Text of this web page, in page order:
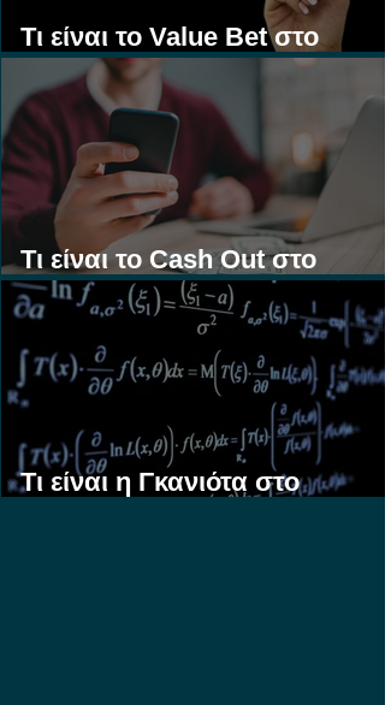
Τι είναι το Value Bet στο
Στοίχημα;
Τι είναι το Cash Out στο
Στοίχημα;
Τι είναι η Γκανιότα στο